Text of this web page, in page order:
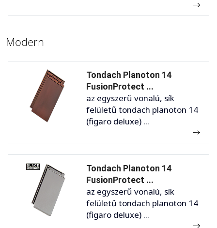
Modern
Tondach Planoton 14
FusionProtect ...
az egyszerű vonalú, sík
felületű tondach planoton 14
(figaro deluxe) ...
Tondach Planoton 14
FusionProtect ...
az egyszerű vonalú, sík
felületű tondach planoton 14
(figaro deluxe) ...